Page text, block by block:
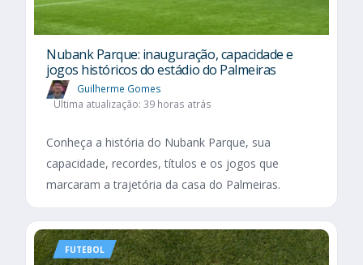
Nubank Parque: inauguração, capacidade e
jogos históricos do estádio do Palmeiras
Guilherme Gomes
Última atualização: 39 horas atrás
Conheça a história do Nubank Parque, sua
capacidade, recordes, títulos e os jogos que
marcaram a trajetória da casa do Palmeiras.
FUTEBOL